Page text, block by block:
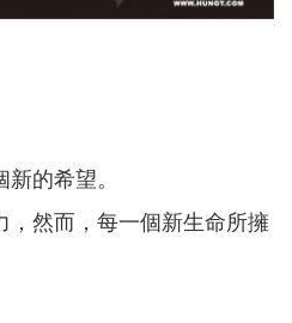
的希望。
，然而，每一個新生命所擁